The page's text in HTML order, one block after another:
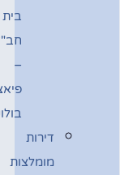
בית
–
דירות
מומלצות